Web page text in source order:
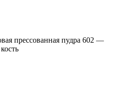
прессованная пудра 602 —